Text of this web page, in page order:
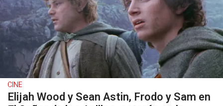
CINE
Elijah Wood y Sean Astin, Frodo y Sam en